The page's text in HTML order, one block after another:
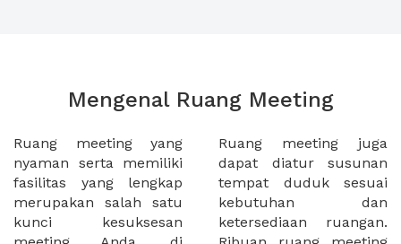
Mengenal Ruang Meeting
Ruang meeting yang
nyaman serta memiliki
fasilitas yang lengkap
merupakan salah satu
kunci kesuksesan
Ruang meeting juga
dapat diatur susunan
tempat duduk sesuai
kebutuhan dan
ketersediaan ruangan.